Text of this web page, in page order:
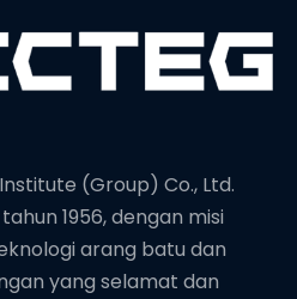
(Group) Co., Ltd.
1956, dengan misi
arang batu dan
yang selamat dan